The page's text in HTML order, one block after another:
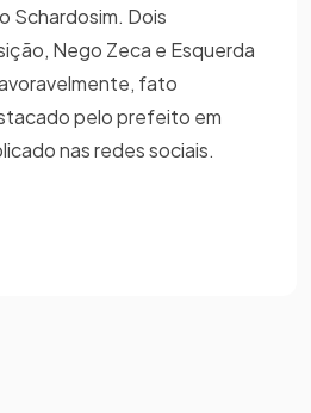
Schardosim. Dois
Nego Zeca e Esquerda
fato
pelo prefeito em
nas redes sociais.